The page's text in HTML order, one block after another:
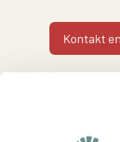
Kontakt